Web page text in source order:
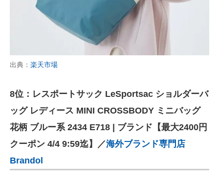
出典： 楽天市場
8位：レスポートサック LeSportsac ショルダーバ
ッグ レディース MINI CROSSBODY ミニバッグ
花柄 ブルー系 2434 E718 | ブランド【最大2400円
クーポン 4/4 9:59迄】／海外ブランド専門店
Brandol